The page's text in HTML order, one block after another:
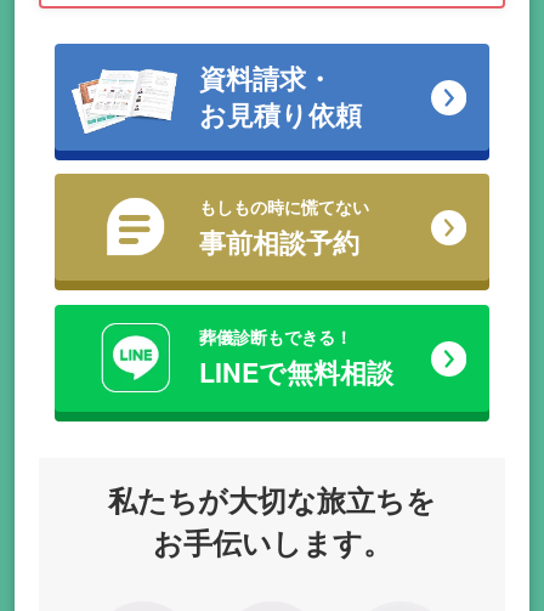
資料請求・
お見積り依頼
もしもの時に慌てない
事前相談予約
葬儀診断もできる！
LINEで無料相談
私たちが大切な旅立ちを
お手伝いします。